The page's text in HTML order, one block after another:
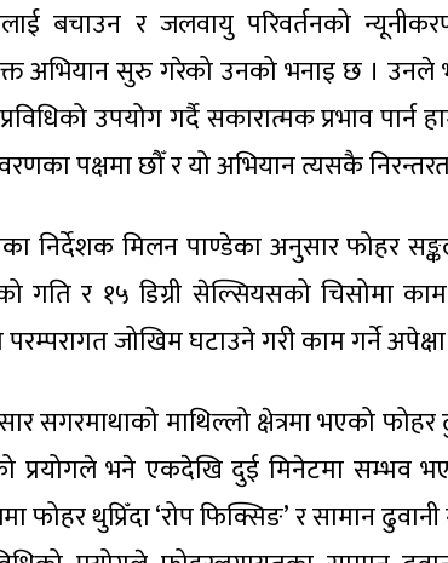
बचाउन र जलवायु परिवर्तनको
सुरु गरेको उनको भनाइ छ । उनले भने,
उपयोग गर्दै सकारात्मक प्रभाव पार्न
पक्षमा छौँ र यो अभियान त्यसकै
निर्देशक मिलन पाण्डेका अनुसार फोहर
गति र १५ डिग्री सेल्सियसको चिसोमा
परम्परागत जोखिम घटाउने गरी काम गर्ने
सगरमाथाको माथिल्लो क्षेत्रमा भएको
प्रयोगले भने एकदेखि दुई मिनेटमा सम्भव
थुप्रिँदा ‘रोप फिक्सिङ’ र सामान